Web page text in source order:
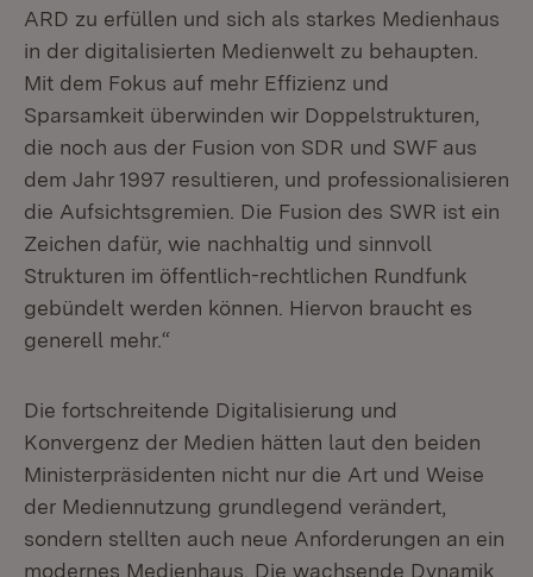
ARD zu erfüllen und sich als starkes Medienhaus
in der digitalisierten Medienwelt zu behaupten.
Mit dem Fokus auf mehr Effizienz und
Sparsamkeit überwinden wir Doppelstrukturen,
die noch aus der Fusion von SDR und SWF aus
dem Jahr 1997 resultieren, und professionalisieren
die Aufsichtsgremien. Die Fusion des SWR ist ein
Zeichen dafür, wie nachhaltig und sinnvoll
Strukturen im öffentlich-rechtlichen Rundfunk
gebündelt werden können. Hiervon braucht es
generell mehr.“
Die fortschreitende Digitalisierung und
Konvergenz der Medien hätten laut den beiden
Ministerpräsidenten nicht nur die Art und Weise
der Mediennutzung grundlegend verändert,
sondern stellten auch neue Anforderungen an ein
modernes Medienhaus. Die wachsende Dynamik